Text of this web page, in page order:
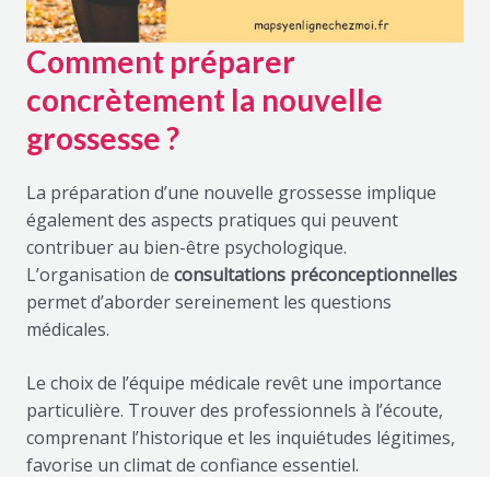
Comment préparer
concrètement la nouvelle
grossesse ?
La préparation d’une nouvelle grossesse implique
également des aspects pratiques qui peuvent
contribuer au bien-être psychologique.
L’organisation de consultations préconceptionnelles
permet d’aborder sereinement les questions
médicales.
Le choix de l’équipe médicale revêt une importance
particulière. Trouver des professionnels à l’écoute,
comprenant l’historique et les inquiétudes légitimes,
favorise un climat de confiance essentiel.